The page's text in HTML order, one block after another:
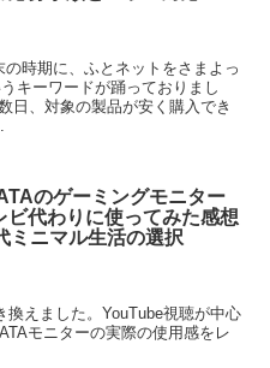
時期に、ふとネットをさまよっ
キーワードが踊っておりまし
日、対象の製品が安く購入でき
のゲーミングモニター
ビ代わりに使ってみた感想
ミニマル生活の選択
えました。YouTube視聴が中心
モニターの実際の使用感をレ